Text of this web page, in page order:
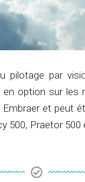
pilotage par
option sur les
et peut
500, Praetor